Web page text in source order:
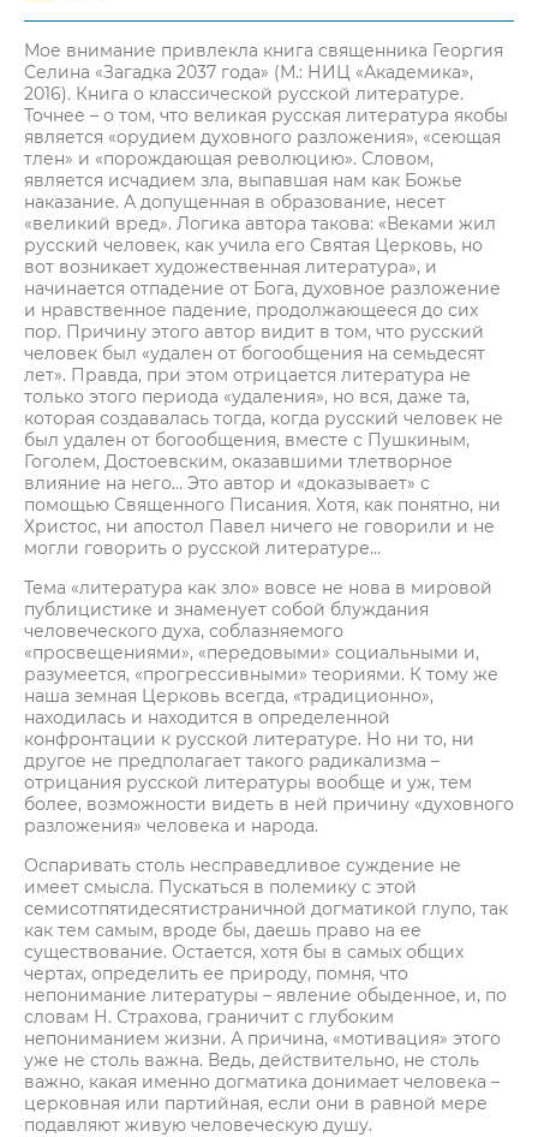
Мое внимание привлекла книга священника Георгия
Селина «Загадка 2037 года» (М.: НИЦ «Академика»,
2016). Книга о классической русской литературе.
Точнее – о том, что великая русская литература якобы
является «орудием духовного разложения», «сеющая
тлен» и «порождающая революцию». Словом,
является исчадием зла, выпавшая нам как Божье
наказание. А допущенная в образование, несет
«великий вред». Логика автора такова: «Веками жил
русский человек, как учила его Святая Церковь, но
вот возникает художественная литература», и
начинается отпадение от Бога, духовное разложение
и нравственное падение, продолжающееся до сих
пор. Причину этого автор видит в том, что русский
человек был «удален от богообщения на семьдесят
лет». Правда, при этом отрицается литература не
только этого периода «удаления», но вся, даже та,
которая создавалась тогда, когда русский человек не
был удален от богообщения, вместе с Пушкиным,
Гоголем, Достоевским, оказавшими тлетворное
влияние на него… Это автор и «доказывает» с
помощью Священного Писания. Хотя, как понятно, ни
Христос, ни апостол Павел ничего не говорили и не
могли говорить о русской литературе…
Тема «литература как зло» вовсе не нова в мировой
публицистике и знаменует собой блуждания
человеческого духа, соблазняемого
«просвещениями», «передовыми» социальными и,
разумеется, «прогрессивными» теориями. К тому же
наша земная Церковь всегда, «традиционно»,
находилась и находится в определенной
конфронтации к русской литературе. Но ни то, ни
другое не предполагает такого радикализма –
отрицания русской литературы вообще и уж, тем
более, возможности видеть в ней причину «духовного
разложения» человека и народа.
Оспаривать столь несправедливое суждение не
имеет смысла. Пускаться в полемику с этой
семисотпятидесятистраничной догматикой глупо, так
как тем самым, вроде бы, даешь право на ее
существование. Остается, хотя бы в самых общих
чертах, определить ее природу, помня, что
непонимание литературы – явление обыденное, и, по
словам Н. Страхова, граничит с глубоким
непониманием жизни. А причина, «мотивация» этого
уже не столь важна. Ведь, действительно, не столь
важно, какая именно догматика донимает человека –
церковная или партийная, если они в равной мере
подавляют живую человеческую душу.